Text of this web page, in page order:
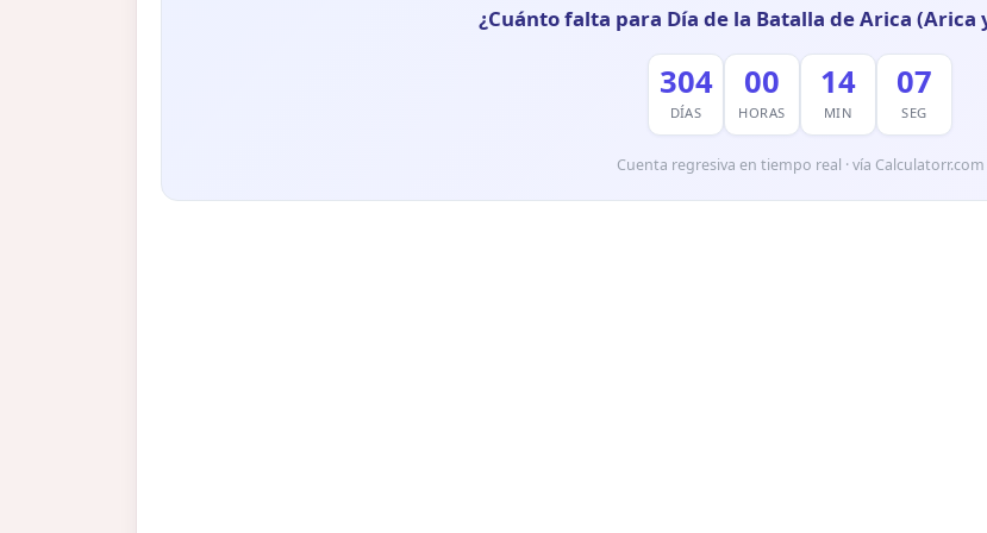
¿Cuánto falta para Día de la Batalla de Arica (Arica
304
DÍAS
00
HORAS
14
MIN
06
SEG
Cuenta regresiva en tiempo real · vía Calculatorr.com